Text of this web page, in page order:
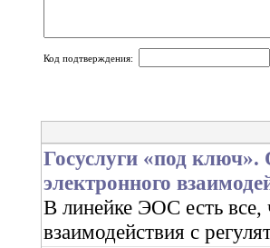
Код подтверждения:
Госуслуги «под
электронного
В линейке ЭОС есть все,
взаимодействия с